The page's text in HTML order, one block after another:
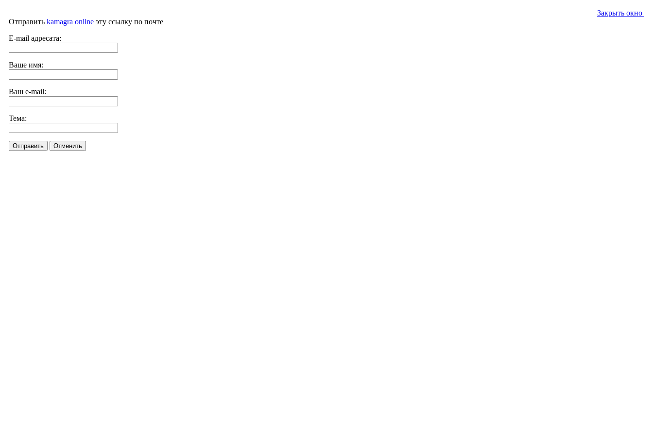
Закрыть окно
Отправить kamagra online эту ссылку по почте
E-mail адресата:
Ваше имя:
Ваш e-mail:
Тема:
Отправить Отменить